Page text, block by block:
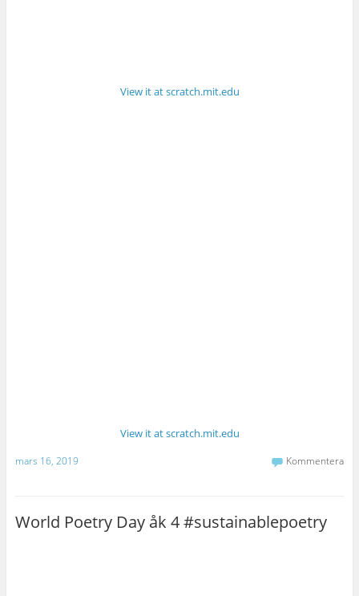
View it at scratch.mit.edu
View it at scratch.mit.edu
mars 16, 2019 Kommentera
World Poetry Day åk 4 #sustainablepoetry